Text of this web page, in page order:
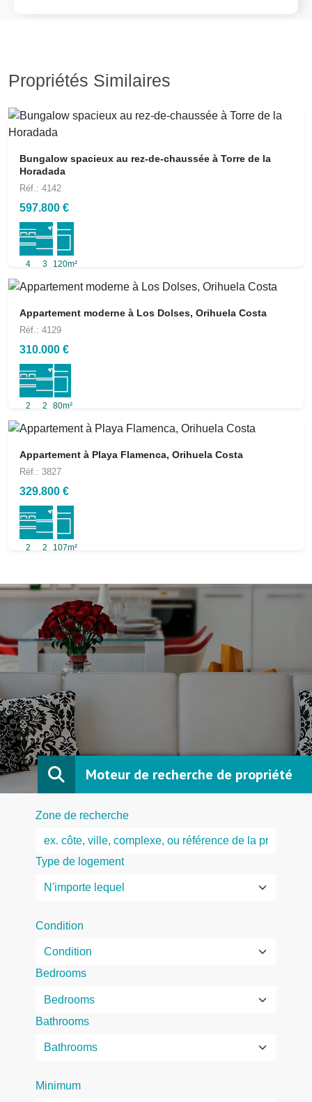
Propriétés Similaires
Bungalow spacieux au rez-de-chaussée à Torre de la
Horadada
Réf.: 4142
597.800 €
4 3 120m²
Appartement moderne à Los Dolses, Orihuela Costa
Réf.: 4129
310.000 €
2 2 80m²
Appartement à Playa Flamenca, Orihuela Costa
Réf.: 3827
329.800 €
2 2 107m²
Moteur de recherche de propriété
Zone de recherche
Type de logement
Condition
Bedrooms
Bathrooms
Minimum